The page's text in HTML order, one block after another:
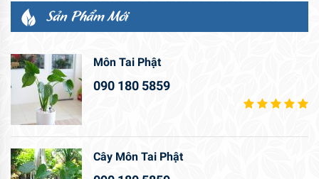
Sản Phẩm Mới
Môn Tai Phật
090 180 5859
Cây Môn Tai Phật